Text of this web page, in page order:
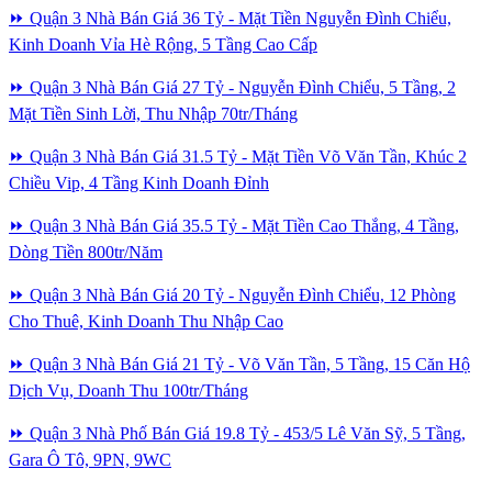
⏩ Quận 3 Nhà Bán Giá 36 Tỷ - Mặt Tiền Nguyễn Đình Chiểu,
Kinh Doanh Vỉa Hè Rộng, 5 Tầng Cao Cấp
⏩ Quận 3 Nhà Bán Giá 27 Tỷ - Nguyễn Đình Chiểu, 5 Tầng, 2
Mặt Tiền Sinh Lời, Thu Nhập 70tr/Tháng
⏩ Quận 3 Nhà Bán Giá 31.5 Tỷ - Mặt Tiền Võ Văn Tần, Khúc 2
Chiều Vip, 4 Tầng Kinh Doanh Đỉnh
⏩ Quận 3 Nhà Bán Giá 35.5 Tỷ - Mặt Tiền Cao Thắng, 4 Tầng,
Dòng Tiền 800tr/Năm
⏩ Quận 3 Nhà Bán Giá 20 Tỷ - Nguyễn Đình Chiểu, 12 Phòng
Cho Thuê, Kinh Doanh Thu Nhập Cao
⏩ Quận 3 Nhà Bán Giá 21 Tỷ - Võ Văn Tần, 5 Tầng, 15 Căn Hộ
Dịch Vụ, Doanh Thu 100tr/Tháng
⏩ Quận 3 Nhà Phố Bán Giá 19.8 Tỷ - 453/5 Lê Văn Sỹ, 5 Tầng,
Gara Ô Tô, 9PN, 9WC